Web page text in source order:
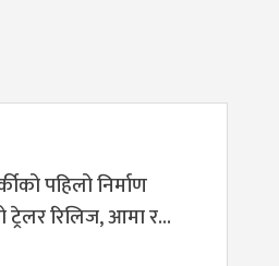
पहिलो निर्माण
ट्रेलर रिलिज, आमा र…